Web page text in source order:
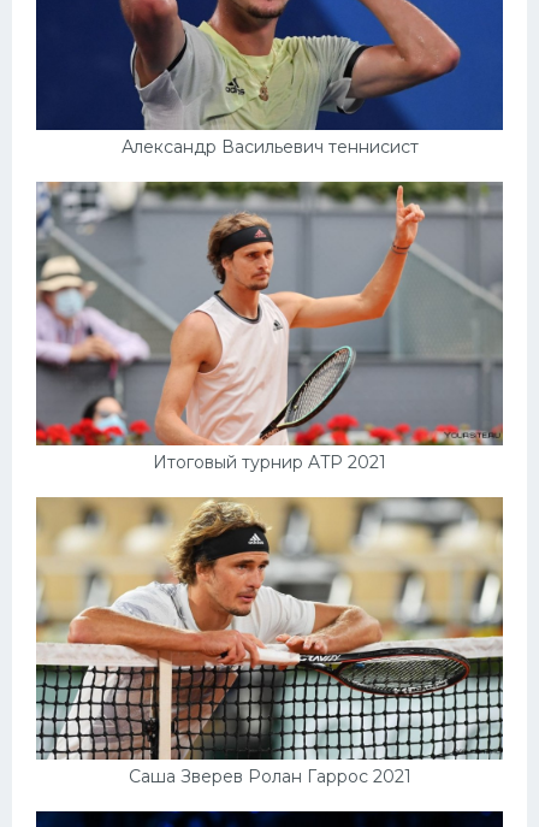
Александр Васильевич теннисист
Итоговый турнир ATP 2021
Саша Зверев Ролан Гаррос 2021